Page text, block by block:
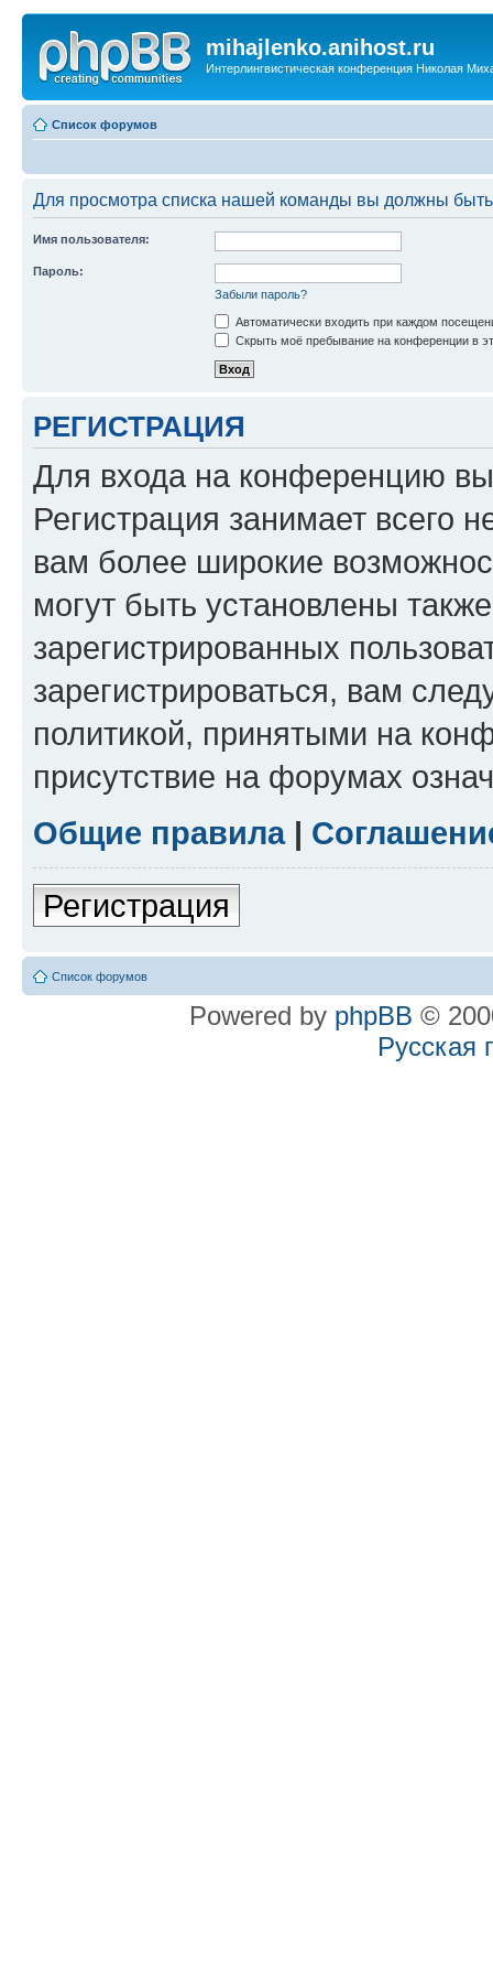
mihajlenko.anihost.ru
Интерлингвистическая конференция Николая
Список форумов
Для просмотра списка нашей команды вы должны
Имя пользователя:
Пароль:
Забыли пароль?
Автоматически входить при каждом
Скрыть моё пребывание на конференции в
РЕГИСТРАЦИЯ
Для входа на конференцию
Регистрация занимает всего
вам более широкие
могут быть установлены
зарегистрированных
зарегистрироваться, вам
политикой, принятыми на
присутствие на форумах
Общие правила|
Регистрация
Список форумов
Powered by phpBB ©
Русская